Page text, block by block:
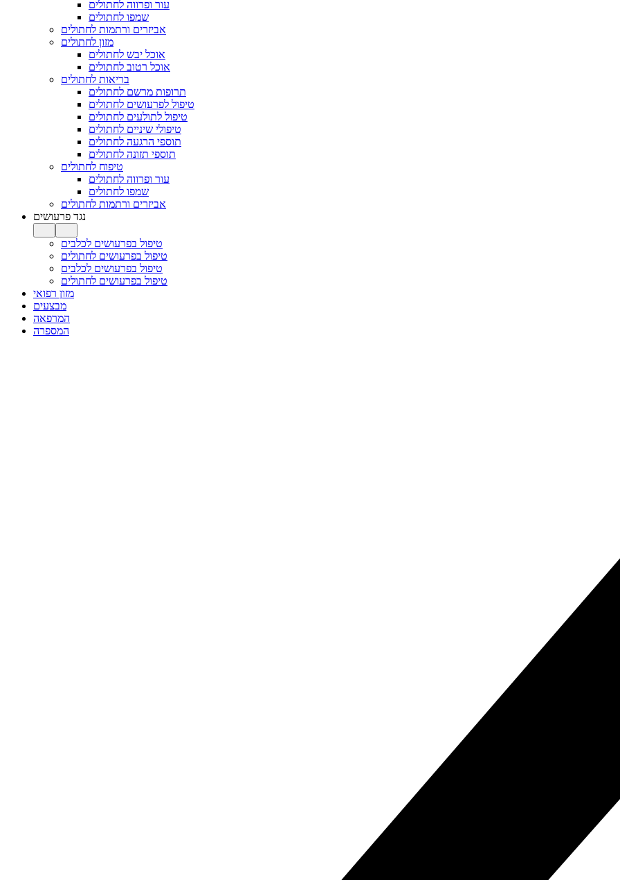
עור ופרווה לחתולים
שמפו לחתולים
אביזרים ורתמות לחתולים
מזון לחתולים
אוכל יבש לחתולים
אוכל רטוב לחתולים
בריאות לחתולים
תרופות מרשם לחתולים
טיפול לפרעושים לחתולים
טיפול לתולעים לחתולים
טיפולי שיניים לחתולים
תוספי הרגעה לחתולים
תוספי תזונה לחתולים
טיפוח לחתולים
עור ופרווה לחתולים
שמפו לחתולים
אביזרים ורתמות לחתולים
נגד פרעושים
טיפול בפרעושים לכלבים
טיפול בפרעושים לחתולים
טיפול בפרעושים לכלבים
טיפול בפרעושים לחתולים
מזון רפואי
מבצעים
המרפאה
המספרה